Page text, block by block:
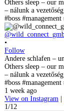
•
Follow
Andere schlafen –
Others sleep – our
– nálunk a
#boss
1 week ago
View on Instagram |
1/12